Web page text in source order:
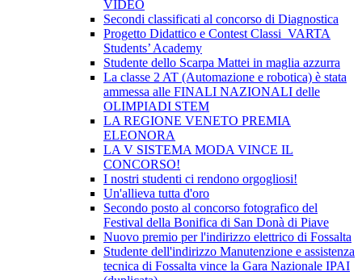
VIDEO
Secondi classificati al concorso di Diagnostica
Progetto Didattico e Contest Classi VARTA
Students’ Academy
Studente dello Scarpa Mattei in maglia azzurra
La classe 2 AT (Automazione e robotica) è stata
ammessa alle FINALI NAZIONALI delle
OLIMPIADI STEM
LA REGIONE VENETO PREMIA
ELEONORA
LA V SISTEMA MODA VINCE IL
CONCORSO!
I nostri studenti ci rendono orgogliosi!
Un'allieva tutta d'oro
Secondo posto al concorso fotografico del
Festival della Bonifica di San Donà di Piave
Nuovo premio per l'indirizzo elettrico di Fossalta
Studente dell'indirizzo Manutenzione e assistenza
tecnica di Fossalta vince la Gara Nazionale IPAI